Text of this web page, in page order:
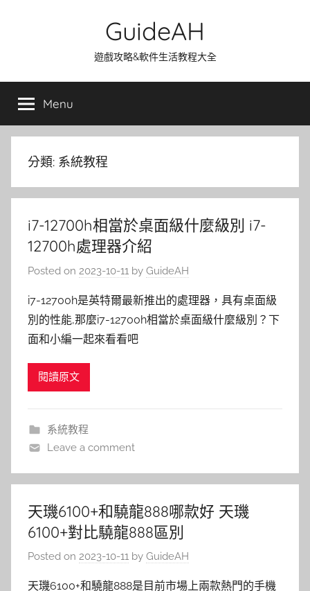
GuideAH
遊戲攻略&軟件生活教程大全
Menu
分類: 系統教程
i7-12700h相當於桌面級什麼級別 i7-
12700h處理器介紹
Posted on 2023-10-11 by GuideAH
i7-12700h是英特爾最新推出的處理器，具有桌面級
別的性能,那麼i7-12700h相當於桌面級什麼級別？下
面和小編一起來看看吧
閱讀原文
系統教程
Leave a comment
天璣6100+和驍龍888哪款好 天璣
6100+對比驍龍888區別
Posted on 2023-10-11 by GuideAH
天璣6100+和驍龍888是目前市場上兩款熱門的手機